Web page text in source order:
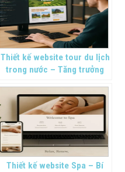
Thiết kế website tour du lịch
trong nước – Tăng trưởng
Thiết kế website Spa – Bí